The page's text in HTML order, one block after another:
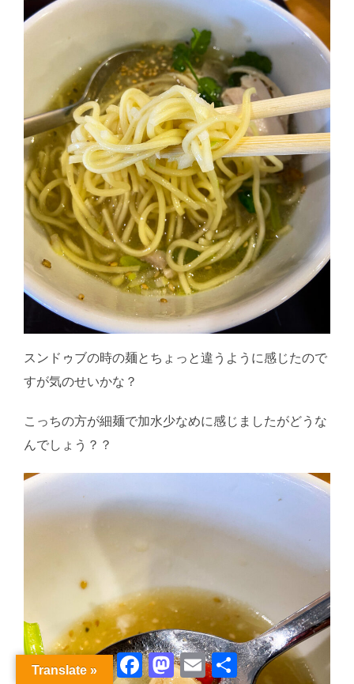
スンドゥブの時の麺とちょっと違うように感じたので
すが気のせいかな？
こっちの方が細麺で加水少なめに感じましたがどうな
んでしょう？？
FacebookMastodon
Email共
有
Translate »